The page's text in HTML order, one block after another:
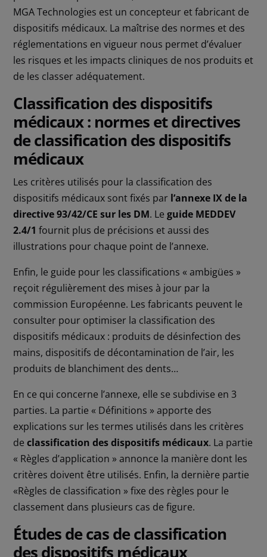
MGA Technologies est un concepteur et fabricant de
dispositifs médicaux. La maîtrise des normes et des
réglementations en vigueur nous permet d’évaluer
les risques et les impacts cliniques de nos produits et
de les classer adéquatement.
Classification des dispositifs
médicaux : normes et directives
de classification des dispositifs
médicaux
Les critères utilisés pour la classification des
dispositifs médicaux sont fixés par l’annexe IX de la
directive 93/42/CE sur les DM. Leguide MEDDEV
2.4/1 fournit plus de précisions et aussi des
illustrations pour chaque point de l’annexe.
Enfin, le guide pour les classifications « ambigües »
reçoit régulièrement des mises à jour par la
commission Européenne. Les fabricants peuvent le
consulter pour optimiser la classification des
dispositifs médicaux : produits de désinfection des
mains, dispositifs de décontamination de l’air, les
produits de blanchiment des dents…
En ce qui concerne l’annexe, elle se subdivise en 3
parties. La partie « Définitions » apporte des
explications sur les termes utilisés dans les critères
declassification des dispositifs médicaux. La partie
« Règles d’application » annonce la manière dont les
critères doivent être utilisés. Enfin, la dernière partie
«Règles de classification » fixe des règles pour le
classement dans plusieurs cas de figure.
Études de cas de classification
des dispositifs médicaux